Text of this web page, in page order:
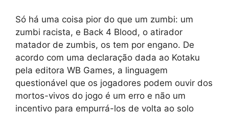
Só há uma coisa pior do que um zumbi: um
zumbi racista, e Back 4 Blood, o atirador
matador de zumbis, os tem por engano. De
acordo com uma declaração dada ao Kotaku
pela editora WB Games, a linguagem
questionável que os jogadores podem ouvir dos
mortos-vivos do jogo é um erro e não um
incentivo para empurrá-los de volta ao solo